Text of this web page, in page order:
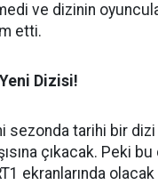
ve dizinin
etti.
Yeni Dizisi!
sezonda tarihi bir
çıkacak. Peki
ekranlarında